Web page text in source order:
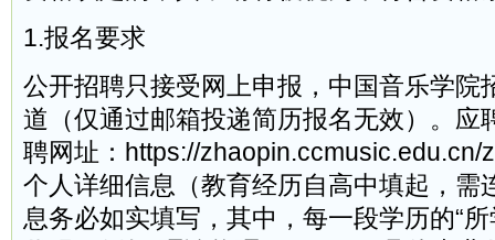
1.报名要求
公开招聘只接受网上申报，中国音乐学院
道（仅通过邮箱投递简历报名无效）。应
聘网址：https://zhaopin.ccmusic.edu.cn/
个人详细信息（教育经历自高中填起，需
息务必如实填写，其中，每一段学历的“